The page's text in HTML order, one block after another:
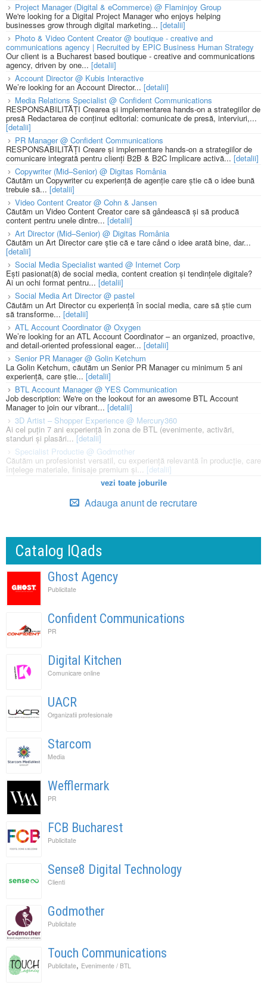
Project Manager (Digital & eCommerce) @ Flaminjoy Group
We're looking for a Digital Project Manager who enjoys helping
businesses grow through digital marketing... [detalii]
Photo & Video Content Creator @ boutique - creative and
communications agency | Recruited by EPIC Business Human Strategy
Our client is a Bucharest based boutique - creative and communications
agency, driven by one... [detalii]
Account Director @ Kubis Interactive
We’re looking for an Account Director... [detalii]
Media Relations Specialist @ Confident Communications
RESPONSABILITĂȚI Crearea și implementarea hands-on a strategiilor de
presă Redactarea de conținut editorial: comunicate de presă, interviuri,...
[detalii]
PR Manager @ Confident Communications
RESPONSABILITĂȚI Creare și implementare hands-on a strategiilor de
comunicare integrată pentru clienți B2B & B2C Implicare activă... [detalii]
Copywriter (Mid–Senior) @ Digitas România
Căutăm un Copywriter cu experiență de agenție care știe că o idee bună
trebuie să... [detalii]
Video Content Creator @ Cohn & Jansen
Căutăm un Video Content Creator care să gândească și să producă
content pentru unele dintre... [detalii]
Art Director (Mid–Senior) @ Digitas România
Căutăm un Art Director care știe că e tare când o idee arată bine, dar...
[detalii]
Social Media Specialist wanted @ Internet Corp
Ești pasionat(ă) de social media, content creation și tendințele digitale?
Ai un ochi format pentru... [detalii]
Social Media Art Director @ pastel
Căutăm un Art Director cu experiență în social media, care să știe cum
să transforme... [detalii]
ATL Account Coordinator @ Oxygen
We’re looking for an ATL Account Coordinator – an organized, proactive,
and detail-oriented professional eager... [detalii]
Senior PR Manager @ Golin Ketchum
La Golin Ketchum, căutăm un Senior PR Manager cu minimum 5 ani
experiență, care știe... [detalii]
BTL Account Manager @ YES Communication
Job description: We're on the lookout for an awesome BTL Account
Manager to join our vibrant... [detalii]
3D Artist – Shopper Experience @ Mercury360
Ai cel puțin 7 ani experiență în zona de BTL (evenimente, activări,
standuri și plasări...[detalii]
Specialist Productie @ Godmother
Căutăm un profesionist versatil, cu experiență relevantă în producție, care
înțelege materiale, finisaje premium și... [detalii]
vezi toate joburile
Adauga anunt de recrutare
Catalog IQads
Ghost Agency
Publicitate
Confident Communications
PR
Digital Kitchen
Comunicare online
UACR
Organizatii profesionale
Starcom
Media
Wefflermark
PR
FCB Bucharest
Publicitate
Sense8 Digital Technology
Clienti
Godmother
Publicitate
Touch Communications
Publicitate, Evenimente / BTL